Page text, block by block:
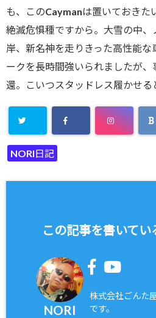
も、このCaymanは置いておきた
絶滅危惧種ですから。大雪の中
岸、新名神を走りきった高性能な
ークを長時間強いられましたが
還。こいつスタッドレス履かせる
NORI日記
この記事を書いてい
NORI
株式会社ごんた
です。